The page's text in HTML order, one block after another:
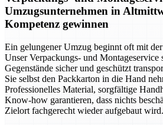
Umzugsunternehmen in
Kompetenz gewinnen
Ein gelungener Umzug beginnt oft mit
Unser Verpackungs- und Montageservice
Gegenstände sicher und geschützt
Sie selbst den Packkarton in die Hand
Professionelles Material, sorgfältige
Know-how garantieren, dass nichts
Zielort fachgerecht wieder aufgebaut wird.